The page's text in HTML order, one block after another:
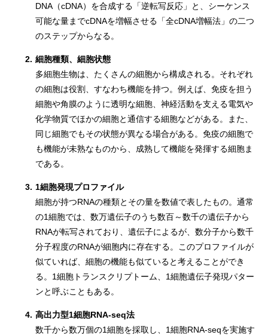
DNA（cDNA）を合成する「逆転写反応」と、シーケンス
可能な量までcDNAを増幅させる「全cDNA増幅法」の二つ
のステップからなる。
2. 細胞種類、細胞状態
多細胞生物は、たくさんの細胞から構成される。それぞれ
の細胞は役割、すなわち機能を持つ。例えば、免疫を担う
細胞や角膜のように透明な細胞、神経活動を支える電気や
化学物質でほかの細胞と通信する細胞などがある。また、
同じ細胞でもその状態が異なる場合がある。免疫の細胞で
も機能が未熟なものから、成熟して機能を発揮する細胞ま
である。
3. 1細胞発現プロファイル
細胞が持つRNAの種類とその量を数値で表したもの。通常
の1細胞では、数万遺伝子のうち数百～数千の遺伝子から
RNAが転写されており、遺伝子によるが、数分子から数千
分子程度のRNAが細胞内に存在する。このプロファイルが
似ていれば、細胞の機能も似ていると考えることができ
る。1細胞トランスクリプトーム、1細胞遺伝子発現パター
ンと呼ぶこともある。
4. 高出力型1細胞RNA-seq法
数千から数万個の1細胞を採取し、1細胞RNA-seqを実施す